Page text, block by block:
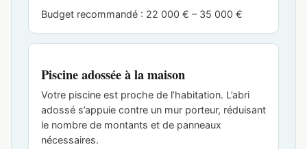
Budget recommandé : 22 000 € – 35 000 €
Piscine adossée à la maison
Votre piscine est proche de l’habitation. L’abri
adossé s’appuie contre un mur porteur, réduisant
le nombre de montants et de panneaux
nécessaires.